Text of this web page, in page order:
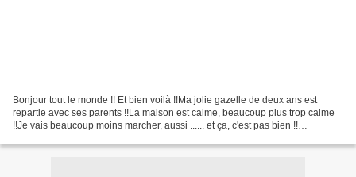
Bonjour tout le monde !! Et bien voilà !!Ma jolie gazelle de deux ans est
repartie avec ses parents !!La maison est calme, beaucoup plus trop calme
!!Je vais beaucoup moins marcher, aussi ...... et ça, c'est pas bien !!